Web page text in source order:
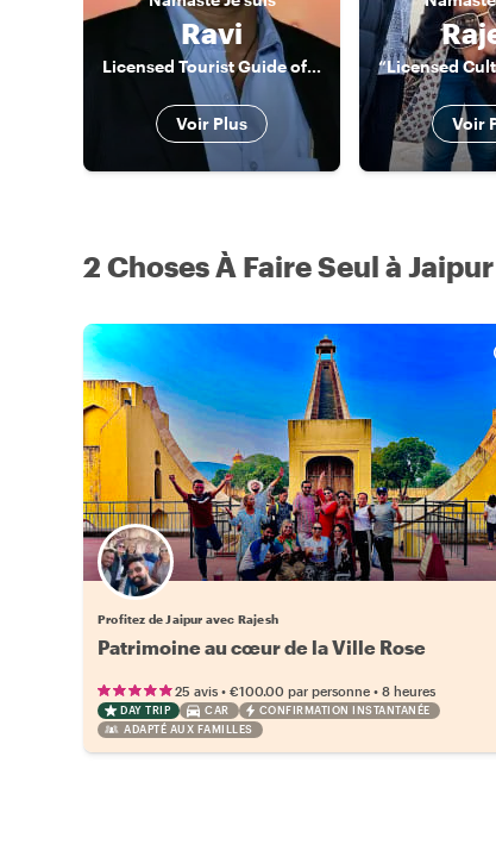
Ravi
Licensed Tourist Guide of Jaipur
Voir Plus Voir
2 Choses À Faire Seul à Jaipur
Profitez de Jaipur avec Rajesh
Patrimoine au cœur de la Ville Rose
25 avis • €100.00 par personne • 8 heures
DAY TRIP CAR
CONFIRMATION INSTANTANÉE
ADAPTÉ AUX FAMILLES